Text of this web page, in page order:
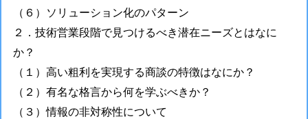
（６）ソリューション化のパターン
２．技術営業段階で見つけるべき潜在ニーズとはなに
か？
（１）高い粗利を実現する商談の特徴はなにか？
（２）有名な格言から何を学ぶべきか？
（３）情報の非対称性について